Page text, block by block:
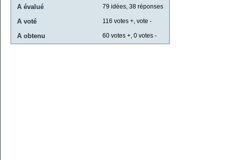
A évalué 79 idées, 38 réponses
A voté 116 votes +, vote -
A obtenu 60 votes +, 0 votes -